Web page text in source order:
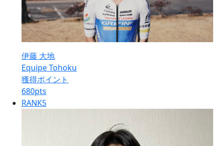
伊藤 大地
Equipe Tohoku
獲得ポイント
680pts
RANK5